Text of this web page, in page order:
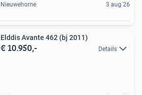
Nieuwehorne 3 aug 26
Elddis Avante 462 (bj 2011)
€ 10.950,- Details